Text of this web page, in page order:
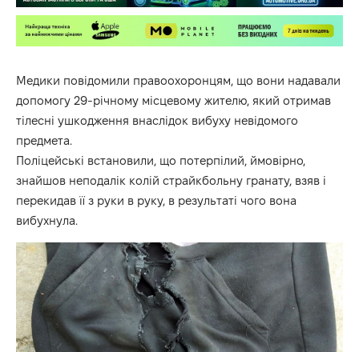
Медики повідомили правоохоронцям, що вони надавали
допомогу 29-річному місцевому жителю, який отримав
тілесні ушкодження внаслідок вибуху невідомого
предмета.
Поліцейські встановили, що потерпілий, ймовірно,
знайшов неподалік колій страйкбольну гранату, взяв і
перекидав її з руки в руку, в результаті чого вона
вибухнула.